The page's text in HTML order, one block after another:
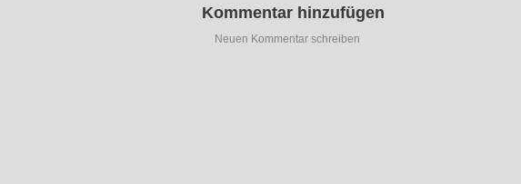
Kommentar hinzufügen
Neuen Kommentar schreiben